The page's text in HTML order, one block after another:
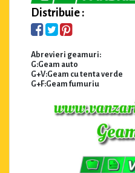
Distribuie :
Abrevieri geamuri:
G:Geam auto
G+V:Geam cu tenta verde
G+F:Geam fumuriu